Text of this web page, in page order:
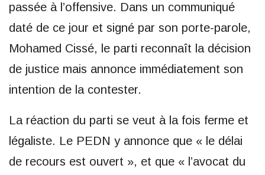
passée à l’offensive. Dans un communiqué
daté de ce jour et signé par son porte-parole,
Mohamed Cissé, le parti reconnaît la décision
de justice mais annonce immédiatement son
intention de la contester.
La réaction du parti se veut à la fois ferme et
légaliste. Le PEDN y annonce que « le délai
de recours est ouvert », et que « l’avocat du